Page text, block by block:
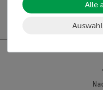
Alle